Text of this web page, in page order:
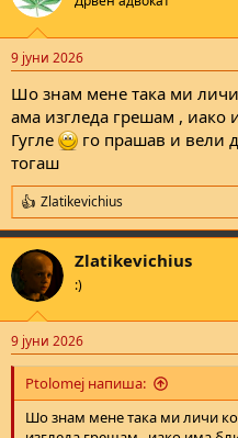
i
n
s
9 јуни 2026
Шо знам мене така ми
ама изгледа грешам , иако
Гугле
го прашав и вели
тогаш
R
e
a
c
t
i
n
s
:
Zlatikevichius
Zlatikevichius
:)
9 јуни 2026
Ptolomej напиша:
Шо знам мене така ми личи